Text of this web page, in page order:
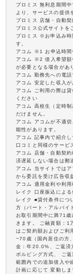
プロミス 無利息期間
より、サービスの提供
プロミス 店舗・自動
プロミス公式サイトを
プロミス ※お申込み時
す。
アコム ※1 お申込時間
アコム ※2 借入希望額
が必要となる場合があ
アコム 勤務先への電
アコム 安定した収入
アコム ご利用の際は
ください
アコム 高校生（定時
だけません。
アコム アコムが不適
能性があります。
アコム 記事内で紹介
口コミと同様のサービ
アコム 店舗・自動契
済遅延しない場合は郵
アコム 当サイトでは
から委託を受け広告収
アコム 適用金利や利
レイク 口座振込によ
レイク ■貸付条件につ
方（パート・アルバイ
お取引期間中に満71
きます。 ご融資額：
はご契約額およびご利
~70歳（国内居住の方
金：年20.0%、ご返済
ボルビング方式、 ご
範囲内での追加借入や
計画に応じて 変動し